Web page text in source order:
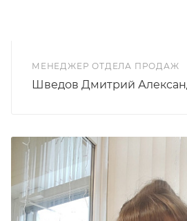
МЕНЕДЖЕР ОТДЕЛА ПРОДАЖ
Шведов Дмитрий